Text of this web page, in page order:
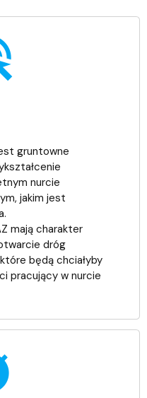
gruntowne
nurcie
jakim jest
mają charakter
dróg
będą chciałyby
pracujący w nurcie